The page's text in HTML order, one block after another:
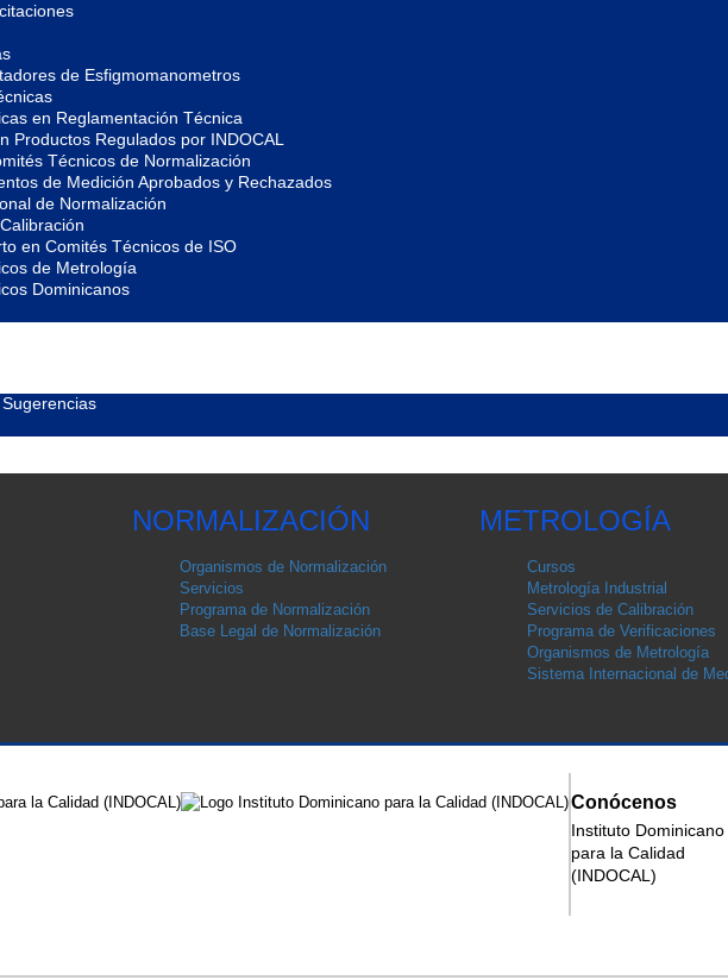
de Esfigmomanometros
en Reglamentación Técnica
Productos Regulados por INDOCAL
Técnicos de Normalización
de Medición Aprobados y Rechazados
de Normalización
en Comités Técnicos de ISO
de Metrología
Dominicanos
NORMALIZACIÓN
Organismos de Normalización
Servicios
Programa de Normalización
Base Legal de Normalización
METROLOGÍA
Cursos
Metrología Industrial
Servicios de Calibración
Programa de Verificaciones
Organismos de Metrología
Sistema Internacional de
Conócenos
Instituto Dominicano
para la Calidad
(INDOCAL)